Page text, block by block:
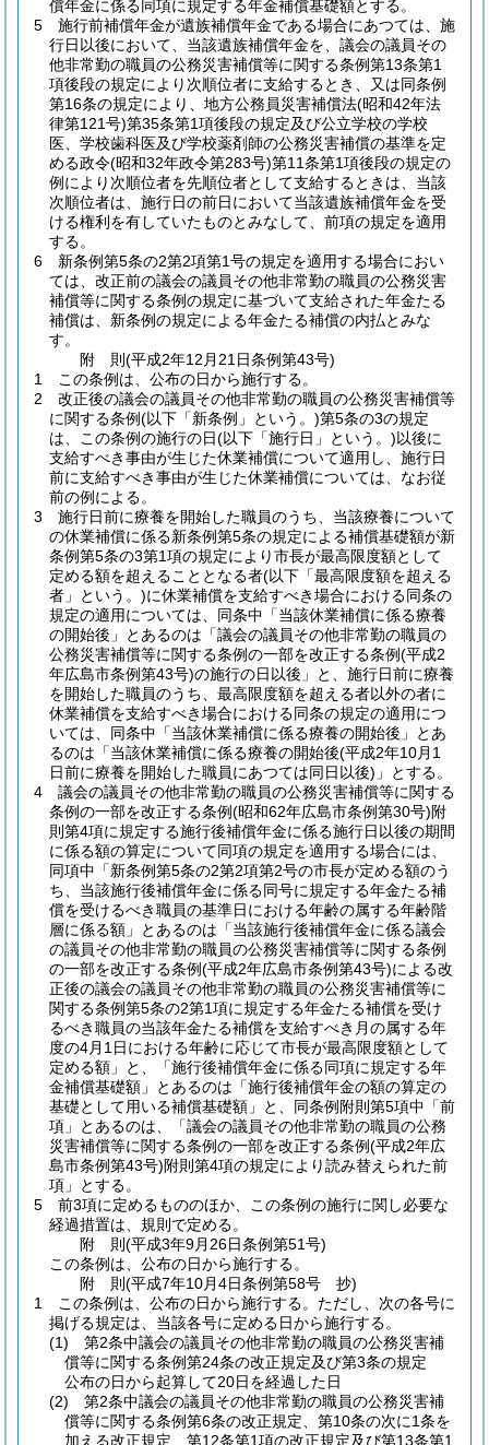
償年金に係る同項に規定する年金補償基礎額とする。
5
施行前補償年金が遺族補償年金である場合にあつては、施
行日以後において、当該遺族補償年金を、議会の議員その
他非常勤の職員の公務災害補償等に関する条例第13条第1
項後段の規定により次順位者に支給するとき、又は同条例
第16条の規定により、地方公務員災害補償法(昭和42年法
律第121号)第35条第1項後段の規定及び公立学校の学校
医、学校歯科医及び学校薬剤師の公務災害補償の基準を定
める政令(昭和32年政令第283号)第11条第1項後段の規定の
例により次順位者を先順位者として支給するときは、当該
次順位者は、施行日の前日において当該遺族補償年金を受
ける権利を有していたものとみなして、前項の規定を適用
する。
6
新条例第5条の2第2項第1号の規定を適用する場合におい
ては、改正前の議会の議員その他非常勤の職員の公務災害
補償等に関する条例の規定に基づいて支給された年金たる
補償は、新条例の規定による年金たる補償の内払とみな
す。
附 則(平成2年12月21日条例第43号)
1
この条例は、公布の日から施行する。
2
改正後の議会の議員その他非常勤の職員の公務災害補償等
に関する条例(以下「新条例」という。)第5条の3の規定
は、この条例の施行の日(以下「施行日」という。)以後に
支給すべき事由が生じた休業補償について適用し、施行日
前に支給すべき事由が生じた休業補償については、なお従
前の例による。
3
施行日前に療養を開始した職員のうち、当該療養について
の休業補償に係る新条例第5条の規定による補償基礎額が新
条例第5条の3第1項の規定により市長が最高限度額として
定める額を超えることとなる者(以下「最高限度額を超える
者」という。)に休業補償を支給すべき場合における同条の
規定の適用については、同条中「当該休業補償に係る療養
の開始後」とあるのは「議会の議員その他非常勤の職員の
公務災害補償等に関する条例の一部を改正する条例(平成2
年広島市条例第43号)の施行の日以後」と、施行日前に療養
を開始した職員のうち、最高限度額を超える者以外の者に
休業補償を支給すべき場合における同条の規定の適用につ
いては、同条中「当該休業補償に係る療養の開始後」とあ
るのは「当該休業補償に係る療養の開始後(平成2年10月1
日前に療養を開始した職員にあつては同日以後) 」とする。
4
議会の議員その他非常勤の職員の公務災害補償等に関する
条例の一部を改正する条例(昭和62年広島市条例第30号)附
則第4項に規定する施行後補償年金に係る施行日以後の期間
に係る額の算定について同項の規定を適用する場合には、
同項中「新条例第5条の2第2項第2号の市長が定める額のう
ち、当該施行後補償年金に係る同号に規定する年金たる補
償を受けるべき職員の基準日における年齢の属する年齢階
層に係る額」とあるのは「当該施行後補償年金に係る議会
の議員その他非常勤の職員の公務災害補償等に関する条例
の一部を改正する条例(平成2年広島市条例第43号)による改
正後の議会の議員その他非常勤の職員の公務災害補償等に
関する条例第5条の2第1項に規定する年金たる補償を受け
るべき職員の当該年金たる補償を支給すべき月の属する年
度の4月1日における年齢に応じて市長が最高限度額として
定める額」と、「施行後補償年金に係る同項に規定する年
金補償基礎額」とあるのは「施行後補償年金の額の算定の
基礎として用いる補償基礎額」と、同条例附則第5項中「前
項」とあるのは、「議会の議員その他非常勤の職員の公務
災害補償等に関する条例の一部を改正する条例(平成2年広
島市条例第43号)附則第4項の規定により読み替えられた前
項」とする。
5
前3項に定めるもののほか、この条例の施行に関し必要な
経過措置は、規則で定める。
附 則(平成3年9月26日条例第51号)
この条例は、公布の日から施行する。
附 則(平成7年10月4日条例第58号 抄)
1
この条例は、公布の日から施行する。 ただし、次の各号に
掲げる規定は、当該各号に定める日から施行する。
(1)
第2条中議会の議員その他非常勤の職員の公務災害補
償等に関する条例第24条の改正規定及び第3条の規定
公布の日から起算して20日を経過した日
(2)
第2条中議会の議員その他非常勤の職員の公務災害補
償等に関する条例第6条の改正規定、第10条の次に1条を
加える改正規定、第12条第1項の改正規定及び第13条第1